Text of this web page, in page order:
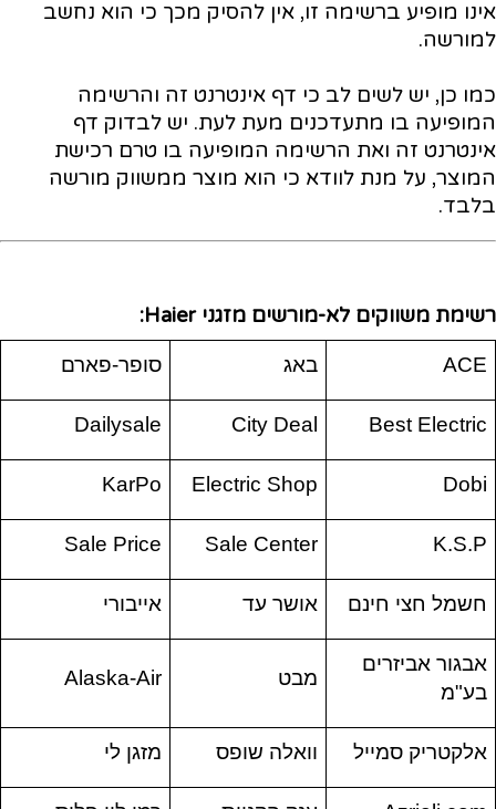
אינו מופיע ברשימה זו, אין להסיק מכך כי הוא נחשב
למורשה.
כמו כן, יש לשים לב כי דף אינטרנט זה והרשימה
המופיעה בו מתעדכנים מעת לעת. יש לבדוק דף
אינטרנט זה ואת הרשימה המופיעה בו טרם רכישת
המוצר, על מנת לוודא כי הוא מוצר ממשווק מורשה
בלבד.
רשימת משווקים לא-מורשים מזגני Haier:
ACE באג סופר-פארם
Best Electric
City Deal
Dailysale
Dobi
Electric Shop
KarPo
K.S.P
Sale Center
Sale Price
חשמל חצי חינם אושר עד אייבורי
אבגור אביזרים
בע"מ
מבט Alaska-Air
אלקטריק סמייל וואלה שופס מזגן לי